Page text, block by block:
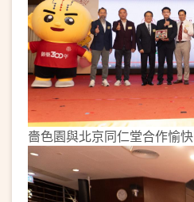
嗇色園與北京同仁堂合作愉快